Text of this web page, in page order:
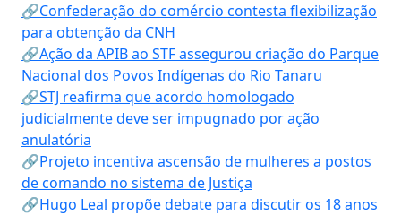
🔗Confederação do comércio contesta flexibilização
para obtenção da CNH
🔗Ação da APIB ao STF assegurou criação do Parque
Nacional dos Povos Indígenas do Rio Tanaru
🔗STJ reafirma que acordo homologado
judicialmente deve ser impugnado por ação
anulatória
🔗Projeto incentiva ascensão de mulheres a postos
de comando no sistema de Justiça
🔗Hugo Leal propõe debate para discutir os 18 anos